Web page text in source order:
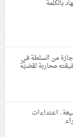
بالكلمة
من السلطة في
محاربة لقضيّة
اعتداءات